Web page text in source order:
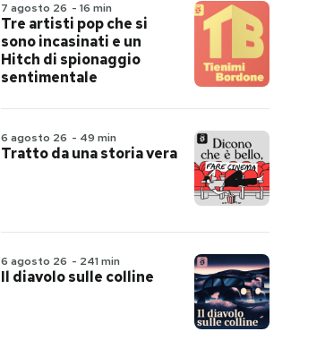
7 agosto 26 - 16 min
Tre artisti pop che si
sono incasinati e un
Hitch di spionaggio
sentimentale
6 agosto 26 - 49 min
Tratto da una storia vera
6 agosto 26 - 241 min
Il diavolo sulle colline